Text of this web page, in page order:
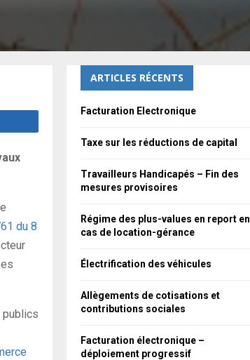
du 8
publics
ARTICLES RÉCENTS
Facturation Electronique
Taxe sur les réductions de capital
Travailleurs Handicapés – Fin des
mesures provisoires
Régime des plus-values en report en
cas de location-gérance
Électrification des véhicules
Allègements de cotisations et
contributions sociales
Facturation électronique –
déploiement progressif